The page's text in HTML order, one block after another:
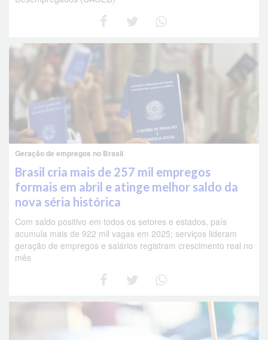
Geração de empregos no Brasil
Brasil cria mais de 257 mil empregos
formais em abril e atinge melhor saldo da
nova séria histórica
Com saldo positivo em todos os setores e estados, país
acumula mais de 922 mil vagas em 2025; serviços lideram
geração de empregos e salários registram crescimento real no
mês